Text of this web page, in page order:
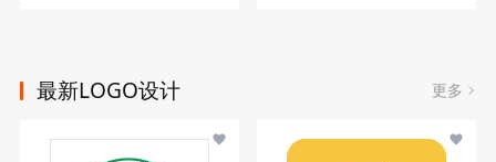
最新LOGO设计 更多